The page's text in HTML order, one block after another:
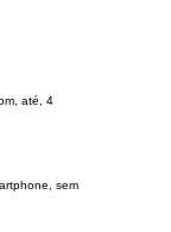
até, 4
sem